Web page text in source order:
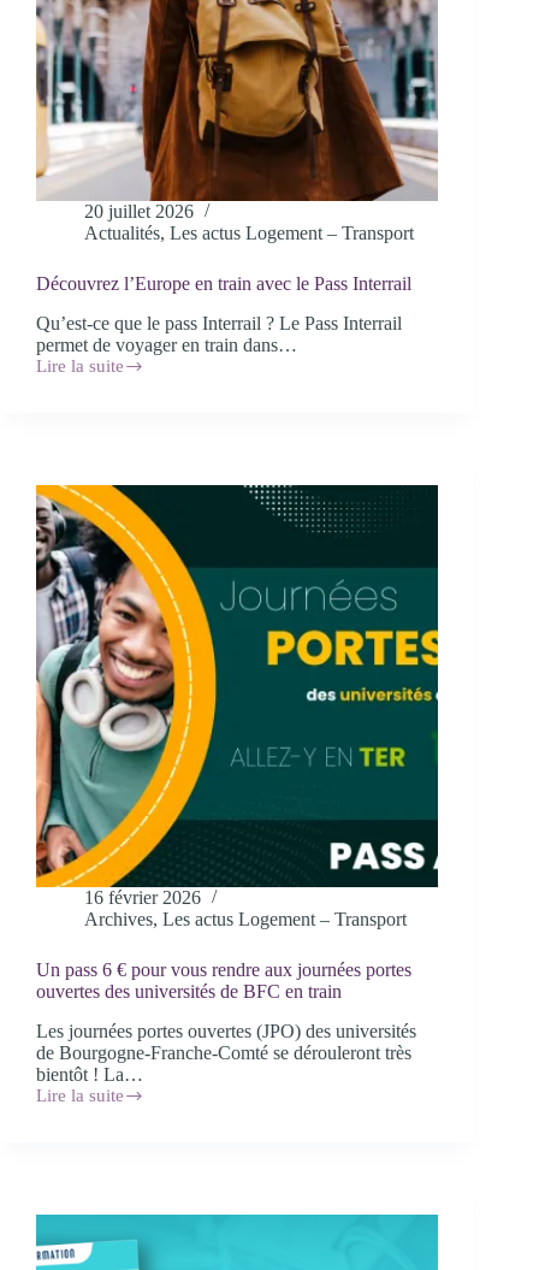
20 juillet 2026
Actualités, Les actus Logement – Transport
Découvrez l’Europe en train avec le Pass Interrail
Qu’est-ce que le pass Interrail ? Le Pass Interrail
permet de voyager en train dans…
Lire la suite
Découvrez
Pass
Interrail
16 février 2026
Archives, Les actus Logement – Transport
Un pass 6 € pour vous rendre aux journées portes
ouvertes des universités de BFC en train
Les journées portes ouvertes (JPO) des universités
de Bourgogne-Franche-Comté se dérouleront très
bientôt ! La…
Lire la suite
Un
aux